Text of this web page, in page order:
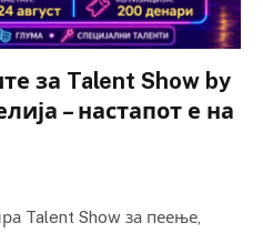
за Talent Show by
– настапот е на
Talent Show за пеење,